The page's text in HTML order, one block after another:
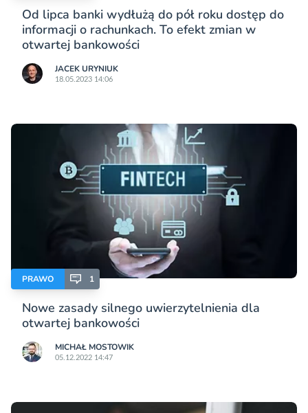
Od lipca banki wydłużą do pół roku dostęp do
informacji o rachunkach. To efekt zmian w
otwartej bankowości
JACEK URYNIUK
18.05.2023 14:06
PRAWO 1
Nowe zasady silnego uwierzytelnienia dla
otwartej bankowości
MICHAŁ MOSTOWIK
05.12.2022 14:47